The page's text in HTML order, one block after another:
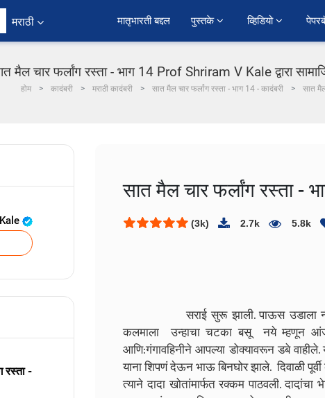
मराठी ﻿मातृभारती बद्दल पुस्तके व्हिडियो
मैल चार फर्लांग रस्ता - भाग 14 Prof Shriram V Kale द्वारा
होम कादंबरी मराठी कादंबरी सात मैल चार फर्लांग रस्ता - भाग 14 - कादंबरी सात
रस्ता -
सात मैल चार फर्लांग रस्ता -
(3k) 2.7k 5.8k
सराई सुरू झाली. पाऊस उडाला नी
कलमाला उन्हाचा चटका बसू नये म्हणून
आणि:गंगावहिनीने आपल्या डोक्यावरून डबे
याना शिपणं देऊन भाऊ बिनघोर झाले. दिवाळी
त्याने दादा खोतांमार्फत रक्कम पाठवली.